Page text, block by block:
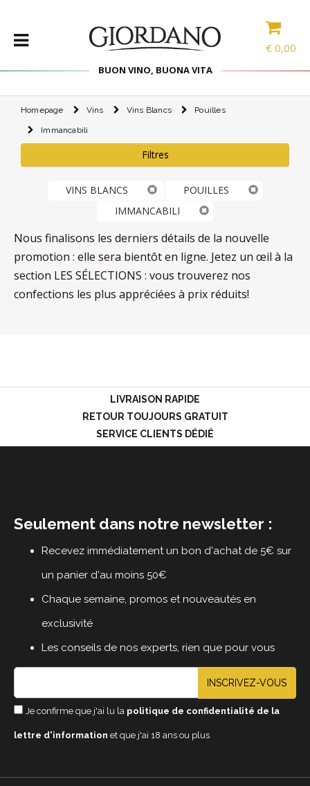
€ 0,00
BUON VINO, BUONA VITA
VINS
LES
SÉLECTIONS
ACCESSOIRES
PROMOTIONS
BLOG
Homepage Vins Vins Blancs Pouilles
Immancabili
Filtres
VINS BLANCS
POUILLES
IMMANCABILI
Nous finalisons les derniers détails de la nouvelle
promotion : elle sera bientôt en ligne. Jetez un œil à la
section LES SÉLECTIONS : vous trouverez nos
confections les plus appréciées à prix réduits!
LIVRAISON RAPIDE
RETOUR TOUJOURS GRATUIT
SERVICE CLIENTS DÉDIÉ
Seulement dans notre newsletter :
Recevez immédiatement un bon d'achat de 5€ sur
un panier d'au moins 50€
Chaque semaine, promos et nouveautés en
exclusivité
Les conseils de nos experts, rien que pour vous
INSCRIVEZ-VOUS
Je confirme que j'ai lu la politique de confidentialité de la
lettre d'information et que j'ai 18 ans ou plus